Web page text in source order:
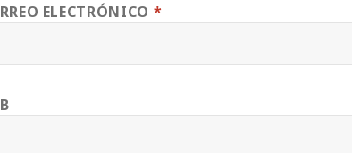
ELECTRÓNICO *